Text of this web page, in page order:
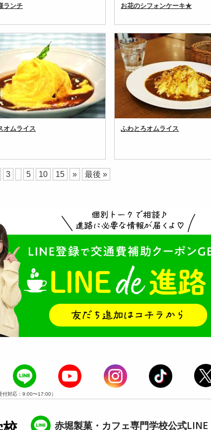
ランチ お花のシフォンケーキ★
オムライス
ふわとろオムライス
3 5 10 15 » 最後 »
付対応：9:00〜17:00）
赤堀製菓・カフェ専門学校公式LINE